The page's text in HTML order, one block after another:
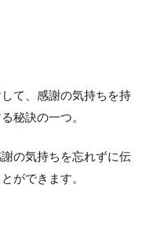
て、感謝の気持ちを持
秘訣の一つ。
の気持ちを忘れずに伝
ができます。